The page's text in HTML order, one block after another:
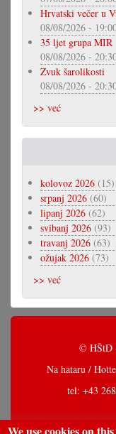
Hrvatski večer u
08/08/2026 -
35 ljet grupa MIR
08/08/2026 -
Zvuk šarolikosti
08/08/2026 -
>> već
kolovoz 2026 (15)
srpanj 2026 (60)
lipanj 2026 (62)
svibanj 2026 (93)
travanj 2026 (63)
ožujak 2026 (73)
>> već
© HŠtD
Na hataru /
tel: +43